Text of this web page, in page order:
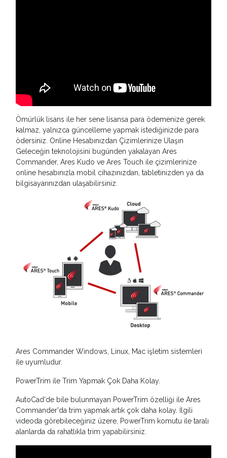
Ömürlük lisans ile her sene lisansa para ödemenize gerek
kalmaz, yalnızca güncelleme yapmak istediğinizde para
ödersiniz. Online Hesabınızdan Çizimlerinize Ulaşın
Geleceğin teknolojisini bugünden yakalayan Ares
Commander, Ares Kudo ve Ares Touch ile çizimlerinize
online hesabınızla mobil cihazınızdan, tabletinizden ya da
bilgisayarınızdan ulaşabilirsiniz.
Ares Commander Windows, Linux, Mac işletim sistemleri
ile uyumludur.
PowerTrim ile Trim Yapmak Çok Daha Kolay.
AutoCad'de bile bulunmayan PowerTrim özelliği ile Ares
Commander'da trim yapmak artık çok daha kolay. İlgili
videoda görebileceğiniz üzere, PowerTrim komutu ile taralı
alanlarda da rahatlıkla trim yapabilirsiniz.